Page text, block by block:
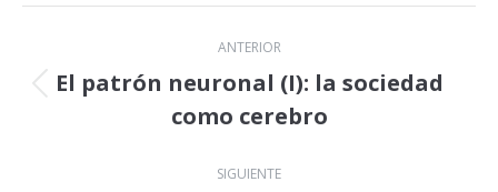
Navegación
entre
publicaciones
ANTERIOR
Publicación
anterior:
El patrón neuronal (I): la sociedad
como cerebro
SIGUIENTE